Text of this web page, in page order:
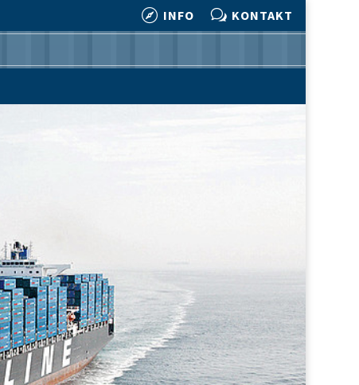
 INFO w KONTAKT